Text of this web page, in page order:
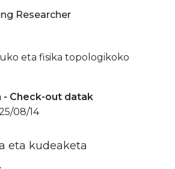
Researcher
eta fisika topologikoko
- Check-out datak
08/14
eta kudeaketa